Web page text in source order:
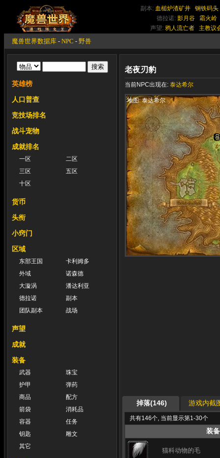
副本: 血槌炉渣矿井
钢铁码头
德拉诺: 影月谷
霜火岭
声望: 鸦人流亡者 主教议
魔兽世界数据库 - NPC - 野兽
英雄榜
人口普查
竞技场排名
战斗宠物
成就排名
一区
二区
三区
五区
十区
货币
头衔
小窍门
区域
东部王国
卡利姆多
外域
诺森德
大漩涡
潘达利亚
德拉诺
副本
团队副本
战场
声望
成就
装备
武器
珠宝
护甲
弹药
商品
配方
箭袋
消耗品
容器
任务
钥匙
雕文
其它
老夜刃豹
当前NPC出现在: 泰达希尔
地图: 泰达希尔
掉落(146) 游戏内截
共有146个, 当前显示第1-30个
装备
猫科动物的毛